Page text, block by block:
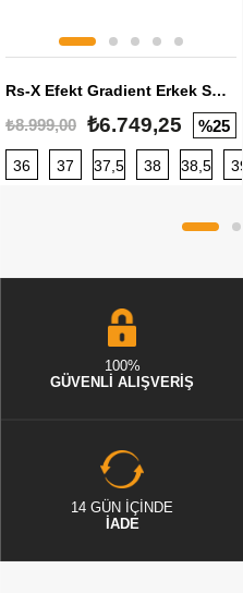
Rs-X Efekt Gradient Erkek Sneaker
₺8.999,00 ₺6.749,25 %25
36 37 37,5 38 38,5 39
100%
GÜVENLİ ALIŞVERİŞ
14 GÜN İÇİNDE
İADE